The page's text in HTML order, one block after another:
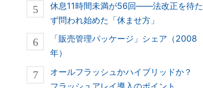
休息11時間未満が56回――法改正を待た
ず問われ始めた「休ませ方」
「販売管理パッケージ」シェア（2008
年）
オールフラッシュかハイブリッドか？
フラッシュアレイ導入のポイント